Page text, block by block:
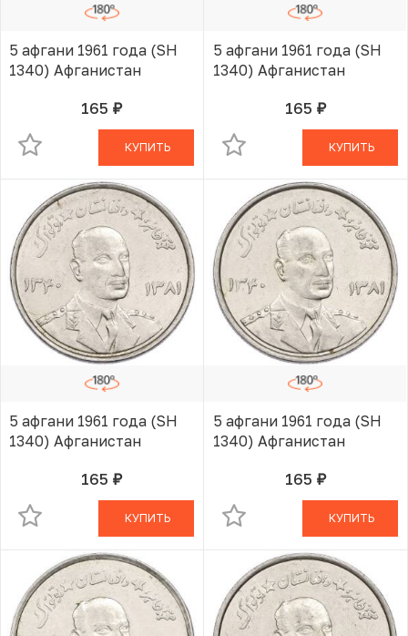
5 афгани 1961 года (SH
1340) Афганистан
165 руб.В КОРЗИНЕ
КУПИТЬ
5 афгани 1961 года (SH
1340) Афганистан
165 руб.В КОРЗИНЕ
КУПИТЬ
5 афгани 1961 года (SH
1340) Афганистан
165 руб.В КОРЗИНЕ
КУПИТЬ
5 афгани 1961 года (SH
1340) Афганистан
165 руб.В КОРЗИНЕ
КУПИТЬ